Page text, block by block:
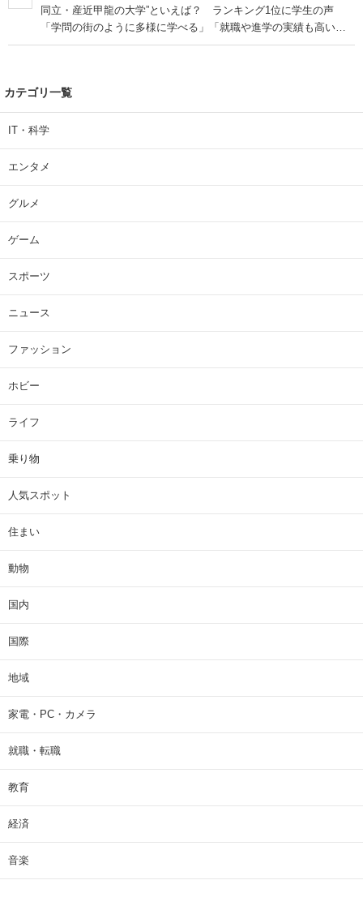
同立・産近甲龍の大学”といえば？ ランキング1位に学生の声
「学問の街のように多様に学べる」「就職や進学の実績も高い」
| 大学 ねとらぼリサーチ
カテゴリ一覧
IT・科学
エンタメ
グルメ
ゲーム
スポーツ
ニュース
ファッション
ホビー
ライフ
乗り物
人気スポット
住まい
動物
国内
国際
地域
家電・PC・カメラ
就職・転職
教育
経済
音楽